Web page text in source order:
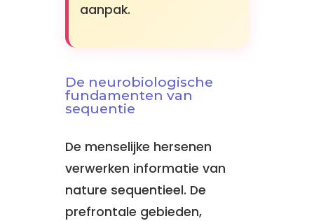
aanpak.
De neurobiologische
fundamenten van
sequentie
De menselijke hersenen
verwerken informatie van
nature sequentieel. De
prefrontale gebieden,